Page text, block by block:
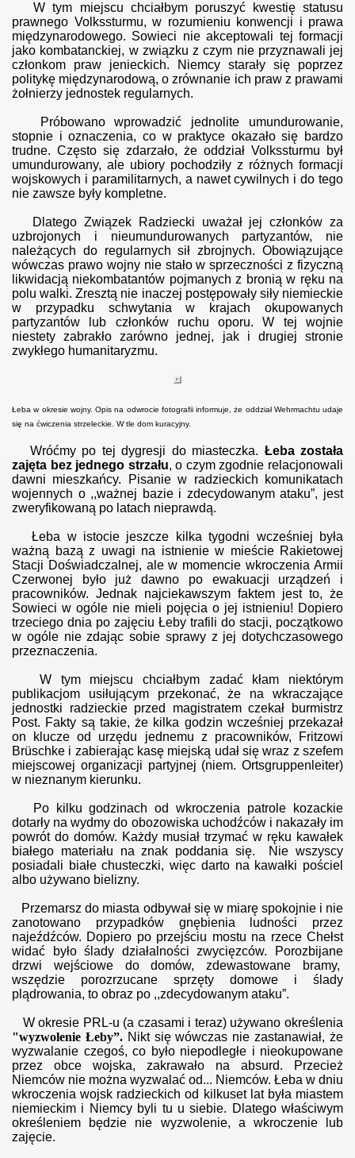
W tym miejscu chciałbym poruszyć kwestię statusu
prawnego Volkssturmu, w rozumieniu konwencji i prawa
międzynarodowego. Sowieci nie akceptowali tej formacji
jako kombatanckiej, w związku z czym nie przyznawali jej
członkom praw jenieckich. Niemcy starały się poprzez
politykę międzynarodową, o zrównanie ich praw z prawami
żołnierzy jednostek regularnych.
Próbowano wprowadzić jednolite umundurowanie,
stopnie i oznaczenia, co w praktyce okazało się bardzo
trudne. Często się zdarzało, że oddział Volkssturmu był
umundurowany, ale ubiory pochodziły z różnych formacji
wojskowych i paramilitarnych, a nawet cywilnych i do tego
nie zawsze były kompletne.
Dlatego Związek Radziecki uważał jej członków za
uzbrojonych i nieumundurowanych partyzantów, nie
należących do regularnych sił zbrojnych. Obowiązujące
wówczas prawo wojny nie stało w sprzeczności z fizyczną
likwidacją niekombatantów pojmanych z bronią w ręku na
polu walki. Zresztą nie inaczej postępowały siły niemieckie
w przypadku schwytania w krajach okupowanych
partyzantów lub członków ruchu oporu. W tej wojnie
niestety zabrakło zarówno jednej, jak i drugiej stronie
zwykłego humanitaryzmu.
Łeba w okresie wojny. Opis na odwrocie fotografii informuje, że oddział Wehrmachtu udaje
się na ćwiczenia strzeleckie. W tle dom kuracyjny.
Wróćmy po tej dygresji do miasteczka. Łeba została
zajęta bez jednego strzału, o czym zgodnie relacjonowali
dawni mieszkańcy. Pisanie w radzieckich komunikatach
wojennych o ,,ważnej bazie i zdecydowanym ataku”, jest
zweryfikowaną po latach nieprawdą.
Łeba w istocie jeszcze kilka tygodni wcześniej była
ważną bazą z uwagi na istnienie w mieście Rakietowej
Stacji Doświadczalnej, ale w momencie wkroczenia Armii
Czerwonej było już dawno po ewakuacji urządzeń i
pracowników. Jednak najciekawszym faktem jest to, że
Sowieci w ogóle nie mieli pojęcia o jej istnieniu! Dopiero
trzeciego dnia po zajęciu Łeby trafili do stacji, początkowo
w ogóle nie zdając sobie sprawy z jej dotychczasowego
przeznaczenia.
W tym miejscu chciałbym zadać kłam niektórym
publikacjom usiłującym przekonać, że na wkraczające
jednostki radzieckie przed magistratem czekał burmistrz
Post. Fakty są takie, że kilka godzin wcześniej przekazał
on klucze od urzędu jednemu z pracowników, Fritzowi
Brüschke i zabierając kasę miejską udał się wraz z szefem
miejscowej organizacji partyjnej (niem. Ortsgruppenleiter)
w nieznanym kierunku.
Po kilku godzinach od wkroczenia patrole kozackie
dotarły na wydmy do obozowiska uchodźców i nakazały im
powrót do domów. Każdy musiał trzymać w ręku kawałek
białego materiału na znak poddania się. Nie wszyscy
posiadali białe chusteczki, więc darto na kawałki pościel
albo używano bielizny.
Przemarsz do miasta odbywał się w miarę spokojnie i nie
zanotowano przypadków gnębienia ludności przez
najeźdźców. Dopiero po przejściu mostu na rzece Chełst
widać było ślady działalności zwycięzców. Porozbijane
drzwi wejściowe do domów, zdewastowane bramy,
wszędzie porozrzucane sprzęty domowe i ślady
plądrowania, to obraz po ,,zdecydowanym ataku”.
W okresie PRL-u (a czasami i teraz) używano określenia
"wyzwolenie Łeby”.Nikt się wówczas nie zastanawiał, że
wyzwalanie czegoś, co było niepodległe i nieokupowane
przez obce wojska, zakrawało na absurd. Przecież
Niemców nie można wyzwalać od... Niemców. Łeba w dniu
wkroczenia wojsk radzieckich od kilkuset lat była miastem
niemieckim i Niemcy byli tu u siebie. Dlatego właściwym
określeniem będzie nie wyzwolenie, a wkroczenie lub
zajęcie.